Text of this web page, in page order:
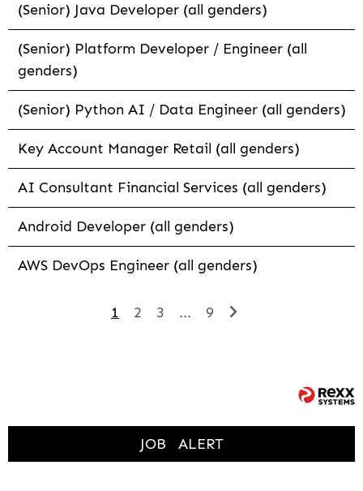
(Senior) Java Developer (all genders)
(Senior) Platform Developer / Engineer (all
genders)
(Senior) Python AI / Data Engineer (all genders)
Key Account Manager Retail (all genders)
AI Consultant Financial Services (all genders)
Android Developer (all genders)
AWS DevOps Engineer (all genders)
1 2 3 ... 9
JOB ALERT